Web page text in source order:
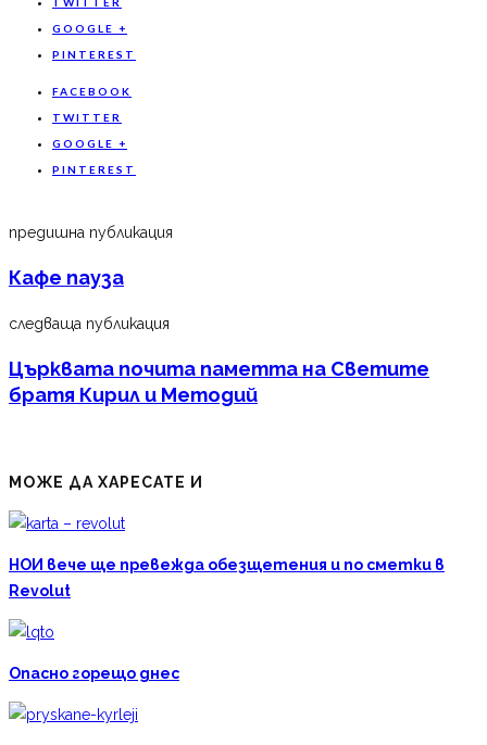
GOOGLE +
PINTEREST
FACEBOOK
TWITTER
GOOGLE +
PINTEREST
предишна публикация
Кафе пауза
следваща публикация
Църквата почита паметта на Светите
братя Кирил и Методий
МОЖЕ ДА ХАРЕСАТЕ И
НОИ вече ще превежда обезщетения и по сметки в
Revolut
Опасно горещо днес